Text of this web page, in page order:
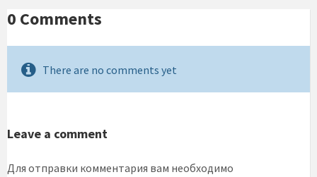
0 Comments
There are no comments yet
Leave a comment
Для отправки комментария вам необходимо